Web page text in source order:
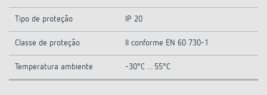
Tipo de proteção IP 20
Classe de proteção II conforme EN 60 730-1
Temperatura ambiente -30°C ... 55°C